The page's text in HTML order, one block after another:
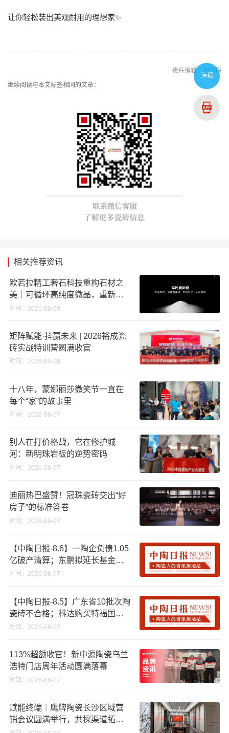
让你轻松装出美观耐用的理想家✨
责任编辑：刘观梅
继续阅读与本文标签相同的文章：
相关推荐资讯
欧若拉精工奢石科技重构石材之
美｜可循环高纯度微晶，重新定
义高端奢石原料
时间：2026-08-08
矩阵赋能·抖赢未来 | 2026裕成瓷
砖实战特训营圆满收官
时间：2026-08-08
十八年，蒙娜丽莎微笑节一直在
每个“家”的故事里
时间：2026-08-07
别人在打价格战，它在修护城
河：新明珠岩板的逆势密码
时间：2026-08-07
迪丽热巴盛赞！冠珠瓷砖交出“好
房子”的标准答卷
时间：2026-08-07
【中陶日报-8.6】一陶企负债1.05
亿破产清算；东鹏拟延长基金投
资期限；工信部开展建陶行业能
时间：2026-08-07
【中陶日报-8.5】广东省10批次陶
瓷砖不合格；科达购买特福国际
股份申请未通过；蒙娜丽莎5千万
破18亿元
时间：2026-08-07
113%超额收官！新中源陶瓷乌兰
浩特门店周年活动圆满落幕
时间：2026-08-07
赋能终端︱鹰牌陶瓷长沙区域营
销会议圆满举行，共探渠道拓展
与门店升级新路径
海报